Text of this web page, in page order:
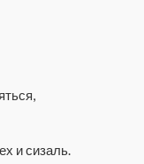
и сизаль.